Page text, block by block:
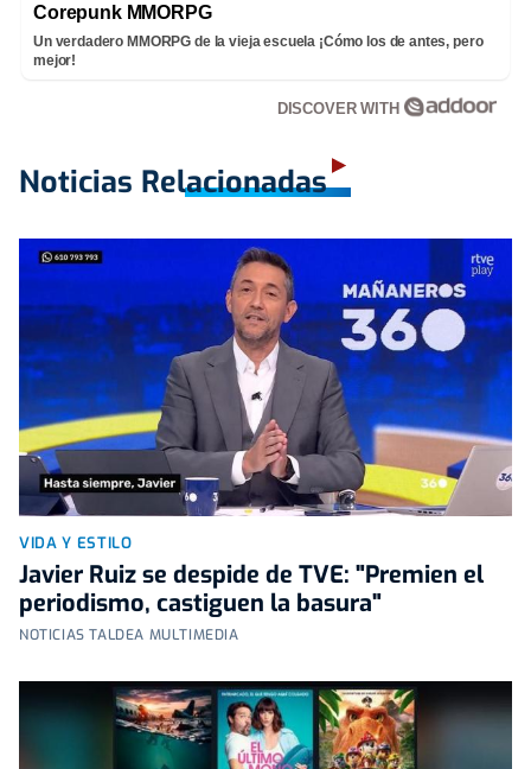
Corepunk MMORPG
Un verdadero MMORPG de la vieja escuela ¡Cómo los de antes, pero
mejor!
DISCOVER WITH
Noticias Relacionadas
VIDA Y ESTILO
Javier Ruiz se despide de TVE: "Premien el
periodismo, castiguen la basura"
NOTICIAS TALDEA MULTIMEDIA